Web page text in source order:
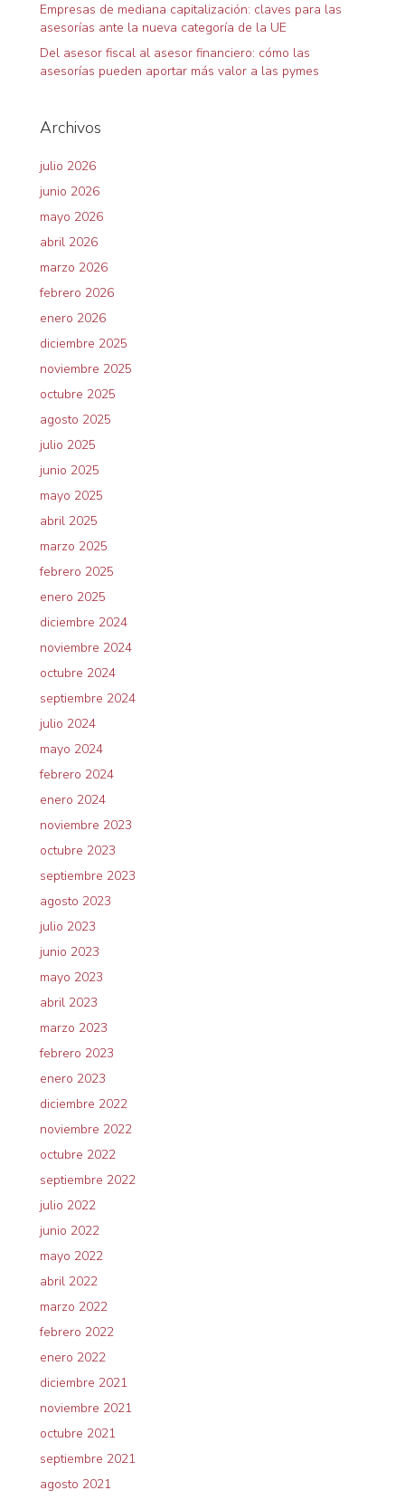
Empresas de mediana capitalización: claves para las
asesorías ante la nueva categoría de la UE
Del asesor fiscal al asesor financiero: cómo las
asesorías pueden aportar más valor a las pymes
Archivos
julio 2026
junio 2026
mayo 2026
abril 2026
marzo 2026
febrero 2026
enero 2026
diciembre 2025
noviembre 2025
octubre 2025
agosto 2025
julio 2025
junio 2025
mayo 2025
abril 2025
marzo 2025
febrero 2025
enero 2025
diciembre 2024
noviembre 2024
octubre 2024
septiembre 2024
julio 2024
mayo 2024
febrero 2024
enero 2024
noviembre 2023
octubre 2023
septiembre 2023
agosto 2023
julio 2023
junio 2023
mayo 2023
abril 2023
marzo 2023
febrero 2023
enero 2023
diciembre 2022
noviembre 2022
octubre 2022
septiembre 2022
julio 2022
junio 2022
mayo 2022
abril 2022
marzo 2022
febrero 2022
enero 2022
diciembre 2021
noviembre 2021
octubre 2021
septiembre 2021
agosto 2021